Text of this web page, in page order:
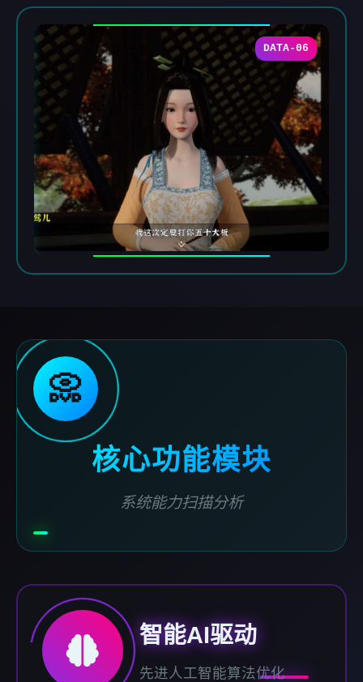
DATA-06
📀
核心功能模块
系统能力扫描分析
智能AI驱动
先进人工智能算法优化